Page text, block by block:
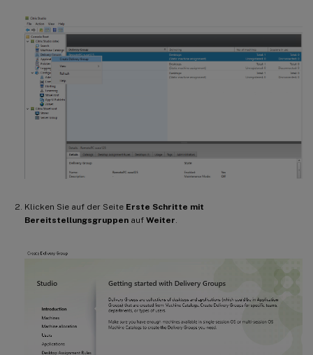
Klicken Sie auf der Seite Erste Schritte mit
Bereitstellungsgruppen auf Weiter.